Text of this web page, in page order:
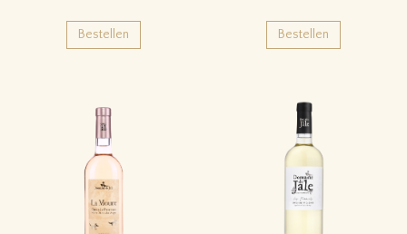
Bestellen Bestellen